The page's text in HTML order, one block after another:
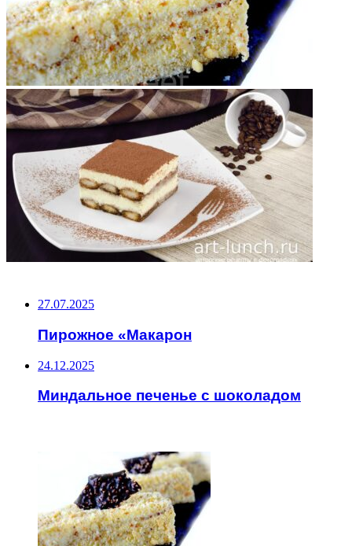
27.07.2025
Пирожное «Макарон
24.12.2025
Миндальное печенье с шоколадом